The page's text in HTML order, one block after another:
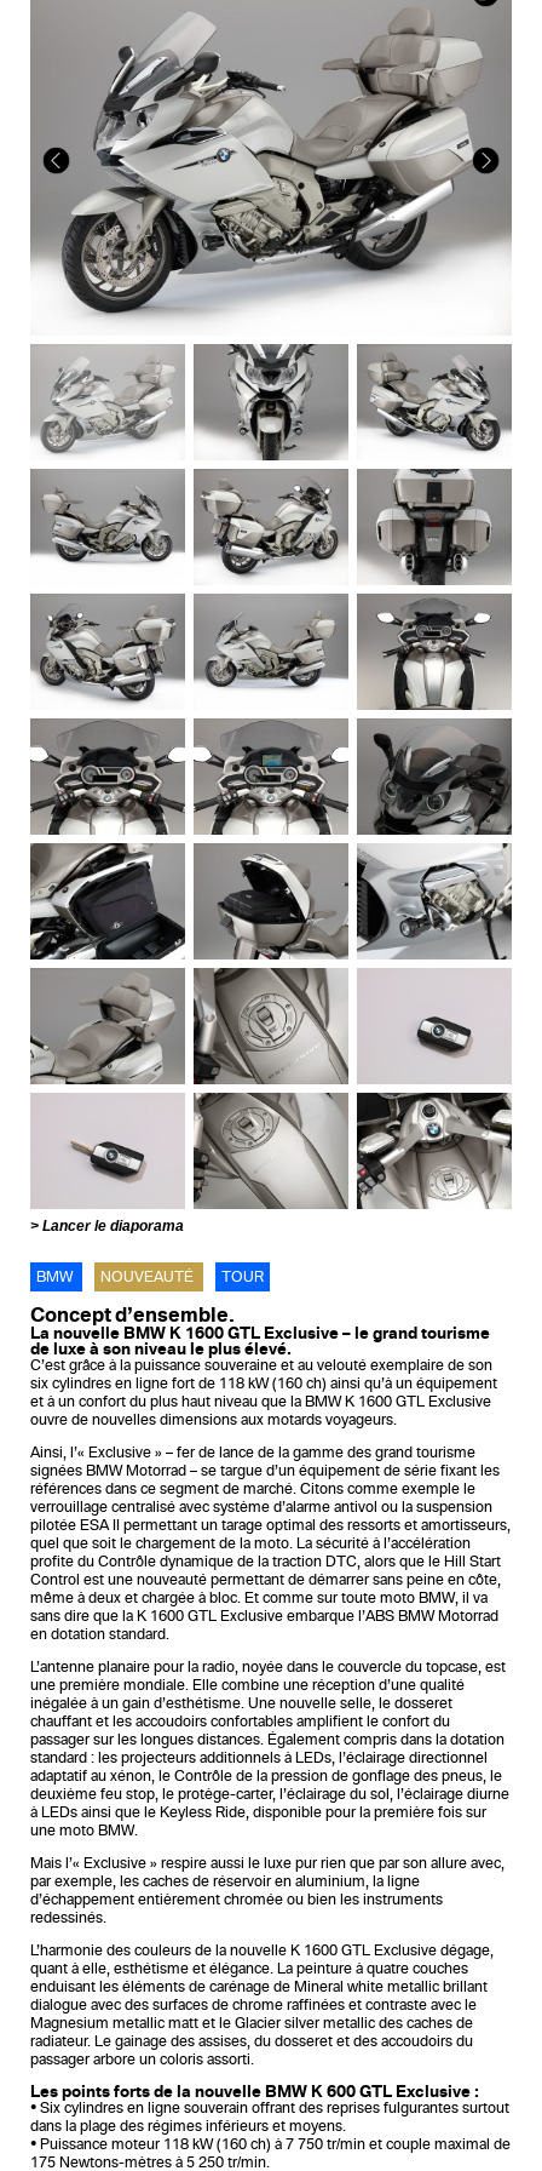
Lancer le diaporama
BMW NOUVEAUTÉ TOUR
Concept d’ensemble.
La nouvelle BMW K 1600 GTL Exclusive – le grand tourisme
de luxe à son niveau le plus élevé.
C’est grâce à la puissance souveraine et au velouté exemplaire de son
six cylindres en ligne fort de 118 kW (160 ch) ainsi qu’à un équipement
et à un confort du plus haut niveau que la BMW K 1600 GTL Exclusive
ouvre de nouvelles dimensions aux motards voyageurs.
Ainsi, l’« Exclusive » – fer de lance de la gamme des grand tourisme
signées BMW Motorrad – se targue d’un équipement de série fixant les
références dans ce segment de marché. Citons comme exemple le
verrouillage centralisé avec système d’alarme antivol ou la suspension
pilotée ESA II permettant un tarage optimal des ressorts et amortisseurs,
quel que soit le chargement de la moto. La sécurité à l’accélération
profite du Contrôle dynamique de la traction DTC, alors que le Hill Start
Control est une nouveauté permettant de démarrer sans peine en côte,
même à deux et chargée à bloc. Et comme sur toute moto BMW, il va
sans dire que la K 1600 GTL Exclusive embarque l’ABS BMW Motorrad
en dotation standard.
L’antenne planaire pour la radio, noyée dans le couvercle du topcase, est
une première mondiale. Elle combine une réception d’une qualité
inégalée à un gain d’esthétisme. Une nouvelle selle, le dosseret
chauffant et les accoudoirs confortables amplifient le confort du
passager sur les longues distances. Également compris dans la dotation
standard : les projecteurs additionnels à LEDs, l’éclairage directionnel
adaptatif au xénon, le Contrôle de la pression de gonflage des pneus, le
deuxième feu stop, le protège-carter, l’éclairage du sol, l’éclairage diurne
à LEDs ainsi que le Keyless Ride, disponible pour la première fois sur
une moto BMW.
Mais l’« Exclusive » respire aussi le luxe pur rien que par son allure avec,
par exemple, les caches de réservoir en aluminium, la ligne
d’échappement entièrement chromée ou bien les instruments
redessinés.
L’harmonie des couleurs de la nouvelle K 1600 GTL Exclusive dégage,
quant à elle, esthétisme et élégance. La peinture à quatre couches
enduisant les éléments de carénage de Mineral white metallic brillant
dialogue avec des surfaces de chrome raffinées et contraste avec le
Magnesium metallic matt et le Glacier silver metallic des caches de
radiateur. Le gainage des assises, du dosseret et des accoudoirs du
passager arbore un coloris assorti.
Les points forts de la nouvelle BMW K 600 GTL Exclusive :
• Six cylindres en ligne souverain offrant des reprises fulgurantes surtout
dans la plage des régimes inférieurs et moyens.
• Puissance moteur 118 kW (160 ch) à 7 750 tr/min et couple maximal de
175 Newtons-mètres à 5 250 tr/min.